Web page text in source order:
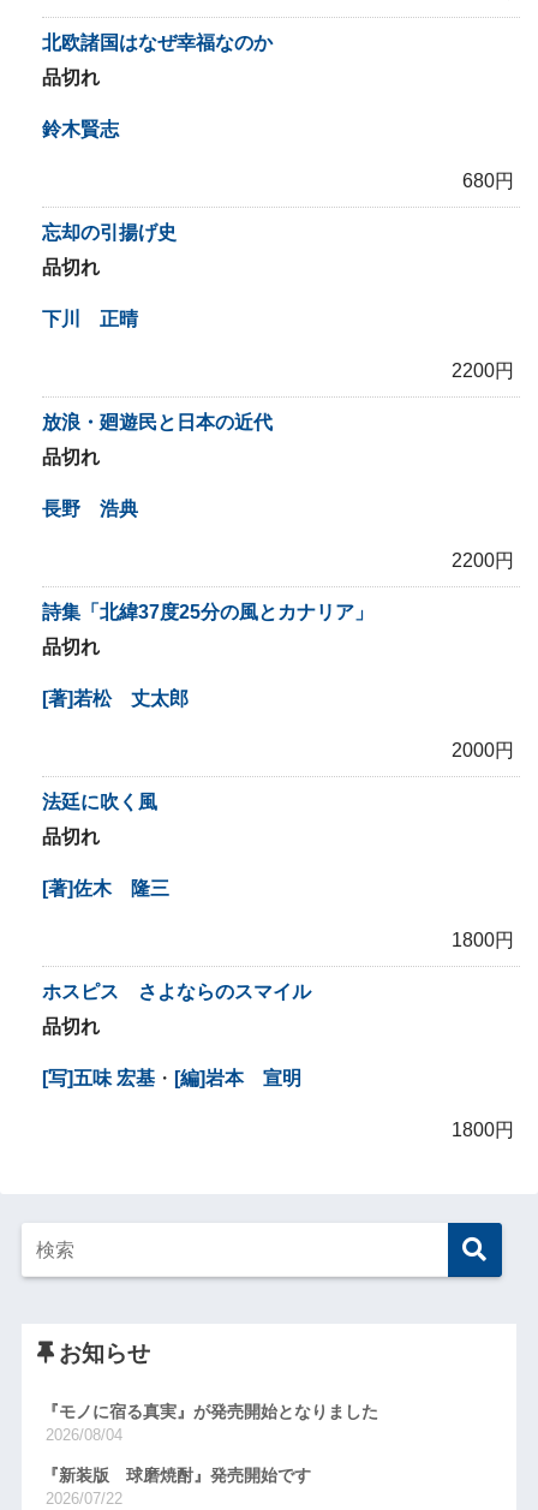
北欧諸国はなぜ幸福なのか
品切れ
鈴木賢志
680円
忘却の引揚げ史
品切れ
下川 正晴
2200円
放浪・廻遊民と日本の近代
品切れ
長野 浩典
2200円
詩集「北緯37度25分の風とカナリア」
品切れ
[著]若松 丈太郎
2000円
法廷に吹く風
品切れ
[著]佐木 隆三
1800円
ホスピス さよならのスマイル
品切れ
[写]五味 宏基 ・ [編]岩本 宣明
1800円
お知らせ
『モノに宿る真実』が発売開始となりました
2026/08/04
『新装版 球磨焼酎』発売開始です
2026/07/22